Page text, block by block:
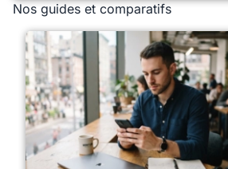
Nos guides et comparatifs